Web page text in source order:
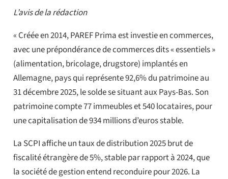
L’avis de la rédaction
« Créée en 2014, PAREF Prima est investie en commerces,
avec une prépondérance de commerces dits « essentiels »
(alimentation, bricolage, drugstore) implantés en
Allemagne, pays qui représente 92,6% du patrimoine au
31 décembre 2025, le solde se situant aux Pays-Bas. Son
patrimoine compte 77 immeubles et 540 locataires, pour
une capitalisation de 934 millions d’euros stable.
La SCPI affiche un taux de distribution 2025 brut de
fiscalité étrangère de 5%, stable par rapport à 2024, que
la société de gestion entend reconduire pour 2026. La